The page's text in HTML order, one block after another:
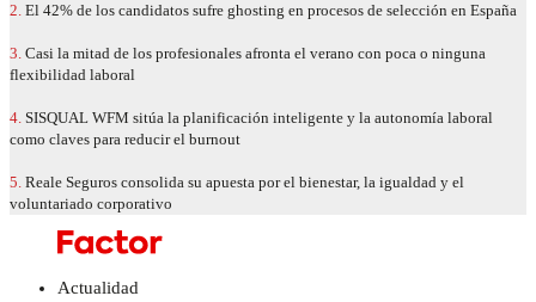
2. El 42% de los candidatos sufre ghosting en procesos de selección en España
3. Casi la mitad de los profesionales afronta el verano con poca o ninguna
flexibilidad laboral
4. SISQUAL WFM sitúa la planificación inteligente y la autonomía laboral
como claves para reducir el burnout
5. Reale Seguros consolida su apuesta por el bienestar, la igualdad y el
voluntariado corporativo
Actualidad